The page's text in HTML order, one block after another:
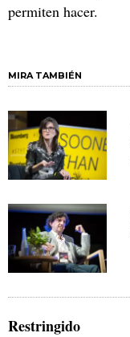
permiten hacer.
MIRA TAMBIÉN
Restringido